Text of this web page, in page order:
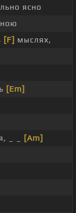
ясно
[F] мыслях,
[Em]
_ _
[Am]